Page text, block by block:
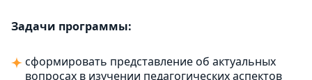
Задачи программы:
сформировать представление об актуальных
вопросах в изучении педагогических аспектов